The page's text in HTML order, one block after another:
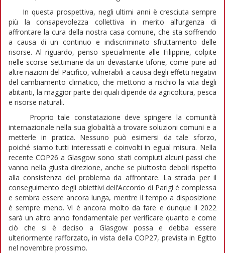
In questa prospettiva, negli ultimi anni è cresciuta sempre
più la consapevolezza collettiva in merito all’urgenza di
affrontare la cura della nostra casa comune, che sta soffrendo
a causa di un continuo e indiscriminato sfruttamento delle
risorse. Al riguardo, penso specialmente alle Filippine, colpite
nelle scorse settimane da un devastante tifone, come pure ad
altre nazioni del Pacifico, vulnerabili a causa degli effetti negativi
del cambiamento climatico, che mettono a rischio la vita degli
abitanti, la maggior parte dei quali dipende da agricoltura, pesca
e risorse naturali.
Proprio tale constatazione deve spingere la comunità
internazionale nella sua globalità a trovare soluzioni comuni e a
metterle in pratica. Nessuno può esimersi da tale sforzo,
poiché siamo tutti interessati e coinvolti in egual misura. Nella
recente COP26 a Glasgow sono stati compiuti alcuni passi che
vanno nella giusta direzione, anche se piuttosto deboli rispetto
alla consistenza del problema da affrontare. La strada per il
conseguimento degli obiettivi dell’Accordo di Parigi è complessa
e sembra essere ancora lunga, mentre il tempo a disposizione
è sempre meno. Vi è ancora molto da fare e dunque il 2022
sarà un altro anno fondamentale per verificare quanto e come
ciò che si è deciso a Glasgow possa e debba essere
ulteriormente rafforzato, in vista della COP27, prevista in Egitto
nel novembre prossimo.